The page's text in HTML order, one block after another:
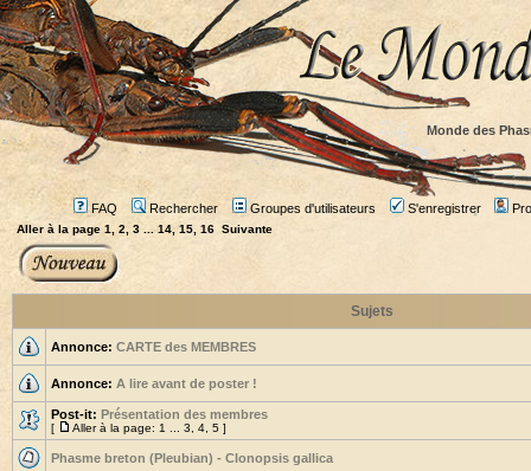
Monde des
FAQ Rechercher Groupes d'utilisateurs S'enregistrer
Aller à la page 1 2 3 ...14 15 16 Suivante
Sujets
Annonce: CARTE des MEMBRES
Annonce: A lire avant de poster !
Post-it: Présentation des membres
[ Aller à la page: 1 3 4 5 ]
Phasme breton (Pleubian) - Clonopsis gallica